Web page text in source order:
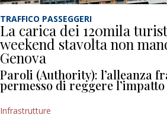
TRAFFICO PASSEGGERI
La carica dei 120mila
weekend stavolta non
Genova
Paroli (Authority): l’alleanza
permesso di reggere l’impatto
Infrastrutture